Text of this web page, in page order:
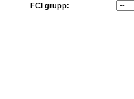
FCI grupp: